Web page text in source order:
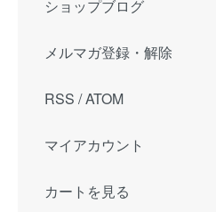
ショップブログ
メルマガ登録・解除
RSS /ATOM
マイアカウント
カートを見る